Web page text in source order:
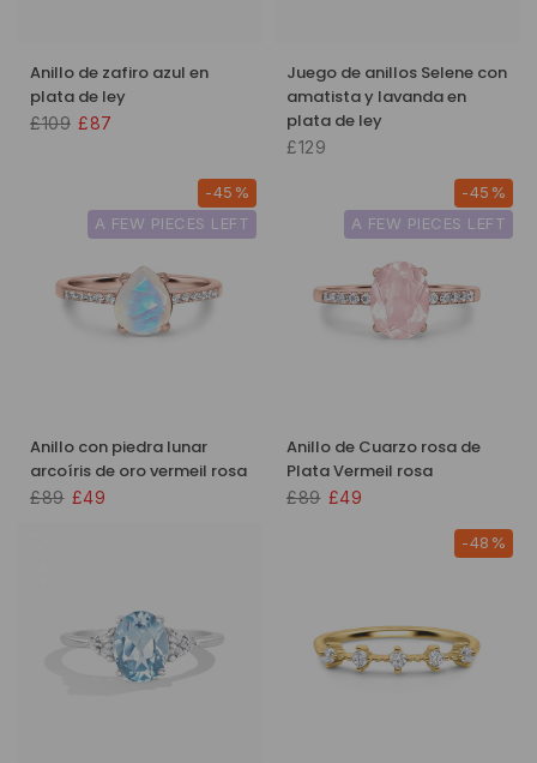
Anillo de zafiro azul en
plata de ley
£109 £87
Juego de anillos Selene con
amatista y lavanda en
plata de ley
£129
-45%
A FEW PIECES LEFT
Anillo con piedra lunar
arcoíris de oro vermeil rosa
£89 £49
-45%
A FEW PIECES LEFT
Anillo de Cuarzo rosa de
Plata Vermeil rosa
£89 £49
-48%